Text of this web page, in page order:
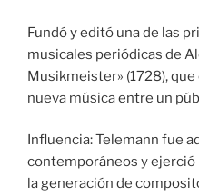
Fundó y editó una de las
musicales periódicas de
Musikmeister» (1728),
nueva música entre un
Influencia: Telemann fue
contemporáneos y ejerció
la generación de